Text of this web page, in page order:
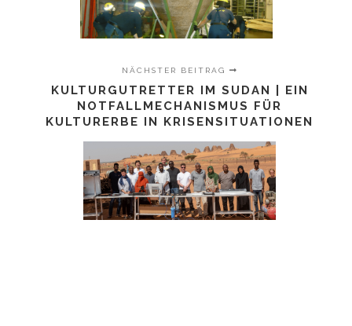
NÄCHSTER BEITRAG
KULTURGUTRETTER IM SUDAN | EIN
NOTFALLMECHANISMUS FÜR
KULTURERBE IN KRISENSITUATIONEN